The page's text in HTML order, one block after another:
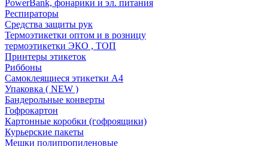
PowerBank, фонарики и эл. питания
Респираторы
Средства защиты рук
Термоэтикетки оптом и в розницу
термоэтикетки ЭКО , ТОП
Принтеры этикеток
Риббоны
Самоклеящиеся этикетки А4
Упаковка ( NEW )
Бандерольные конверты
Гофрокартон
Картонные коробки (гофроящики)
Курьерские пакеты
Мешки полипропиленовые